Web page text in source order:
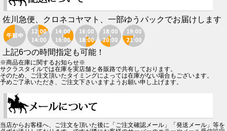
佐川急便、クロネコヤマト、一部ゆうパックでお届けします
上記6つの時間指定も可能！
※商品在庫に関するお知らせ※
サクラスタイルでは在庫を実店舗と各販路で共有しております。
そのため、ご注文頂いたタイミングによっては在庫がない場合もございます。
予めご了承いただき、ご注文下さいますようお願い申し上げます。
当店からお客様へ、ご注文を頂いた後に「ご注文確認メール」「発送メール」等を